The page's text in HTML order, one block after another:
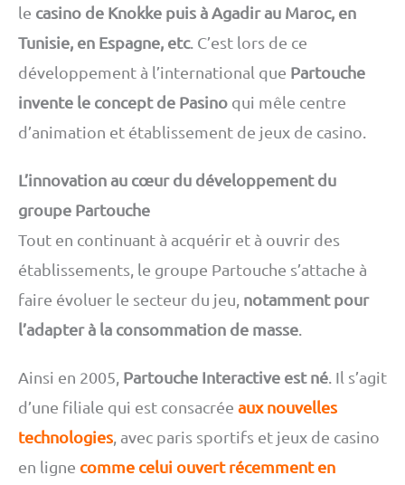
le casino de Knokke puis à Agadir au Maroc, en
Tunisie, en Espagne, etc. C’est lors de ce
développement à l’international que Partouche
invente le concept de Pasino qui mêle centre
d’animation et établissement de jeux de casino.
L’innovation au cœur du développement du
groupe Partouche
Tout en continuant à acquérir et à ouvrir des
établissements, le groupe Partouche s’attache à
faire évoluer le secteur du jeu, notamment pour
l’adapter à la consommation de masse
Ainsi en 2005, Partouche Interactive est né . Il s’agit
d’une filiale qui est consacrée aux nouvelles
technologies , avec paris sportifs et jeux de casino
en ligne comme celui ouvert récemment en